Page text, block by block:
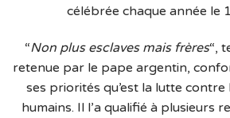
célébrée chaque année le
“Non plus esclaves mais frères“,
retenue par le pape argentin,
ses priorités qu’est la lutte contre
humains. Il l’a qualifié à plusieurs